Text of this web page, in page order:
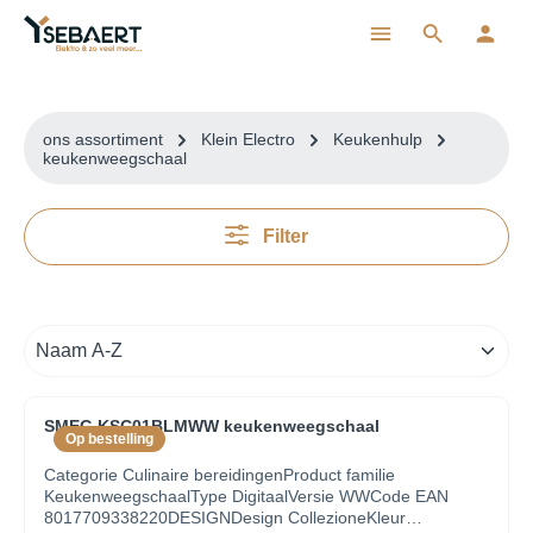
ons assortiment Klein Electro
Keukenhulp
keukenweegschaal
Filter
Op bestelling
SMEG KSC01BLMWW keukenweegschaal
Categorie Culinaire bereidingenProduct familie
KeukenweegschaalType DigitaalVersie WWCode EAN
8017709338220DESIGNDesign CollezioneKleur